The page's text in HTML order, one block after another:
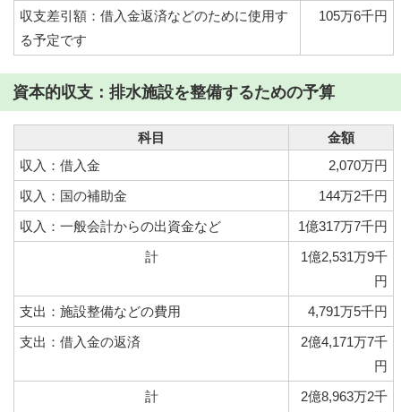
収支差引額：借入金返済などのために使用す
る予定です
105万6千円
資本的収支：排水施設を整備するための予算
科目
金額
収入：借入金
2,070万円
収入：国の補助金
144万2千円
収入：一般会計からの出資金など
1億317万7千円
計
1億2,531万9千
円
支出：施設整備などの費用
4,791万5千円
支出：借入金の返済
2億4,171万7千
円
計
2億8,963万2千